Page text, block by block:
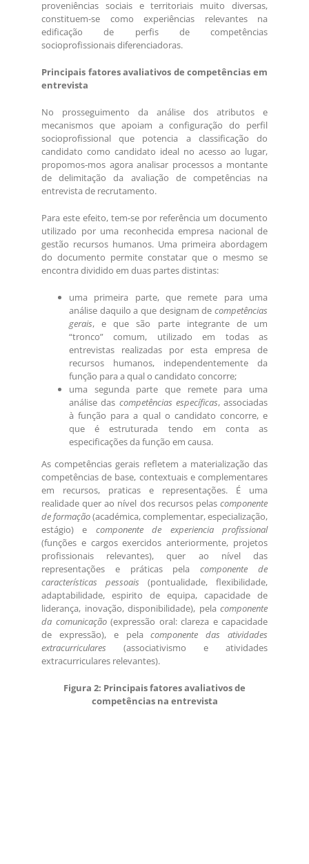
proveniências sociais e territoriais muito diversas,
constituem-se como experiências relevantes na
edificação de perfis de competências
socioprofissionais diferenciadoras.
Principais fatores avaliativos de competências em
entrevista
No prosseguimento da análise dos atributos e
mecanismos que apoiam a configuração do perfil
socioprofissional que potencia a classificação do
candidato como candidato ideal no acesso ao lugar,
propomos-mos agora analisar processos a montante
de delimitação da avaliação de competências na
entrevista de recrutamento.
Para este efeito, tem-se por referência um documento
utilizado por uma reconhecida empresa nacional de
gestão recursos humanos. Uma primeira abordagem
do documento permite constatar que o mesmo se
encontra dividido em duas partes distintas:
uma primeira parte, que remete para uma
análise daquilo a que designam de competências
gerais, e que são parte integrante de um
“tronco” comum, utilizado em todas as
entrevistas realizadas por esta empresa de
recursos humanos, independentemente da
função para a qual o candidato concorre;
uma segunda parte que remete para uma
análise das competências específicas, associadas
à função para a qual o candidato concorre, e
que é estruturada tendo em conta as
especificações da função em causa.
As competências gerais refletem a materialização das
competências de base, contextuais e complementares
em recursos, praticas e representações. É uma
realidade quer ao nível dos recursos pelas componente
de formação(académica, complementar, especialização,
estágio) e componente de experiencia profissional
(funções e cargos exercidos anteriormente, projetos
profissionais relevantes), quer ao nível das
representações e práticas pelacomponente de
características pessoais (pontualidade, flexibilidade,
adaptabilidade, espirito de equipa, capacidade de
liderança, inovação, disponibilidade), pela componente
da comunicação(expressão oral: clareza e capacidade
de expressão), e pelacomponente das atividades
extracurriculares (associativismo e atividades
extracurriculares relevantes).
Figura 2: Principais fatores avaliativos de
competências na entrevista